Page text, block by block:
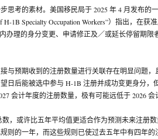
思考的素材。美国移民局于 2025 年 4 月发布的
of H-1B Specialty Occupation Workers”）指出，在
办理的身分变更、申请修正及／或延长停留期限
与预期收到的注册数量进行关联存在明显问题
日后能被选中参与 H-1B 注册并成功变更身分，
会计年度的注册数量，极有可能远低于 2026 会
数，或许比五年平均值更适合作为预测未来注册
则的一年，而这些规则已使过去五年中有四年